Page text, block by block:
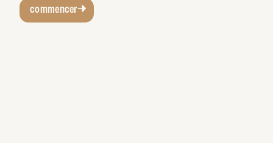
commencer